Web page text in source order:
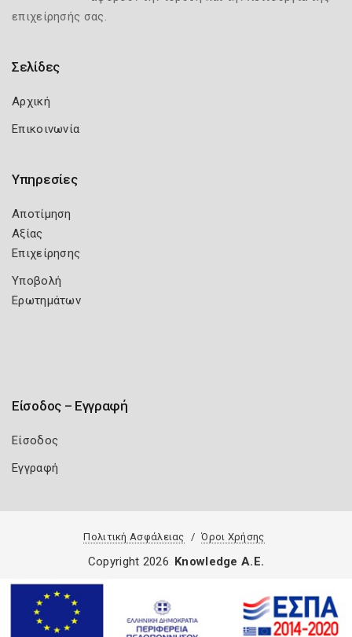
επιχείρησής σας.
Σελίδες
Αρχική
Επικοινωνία
Υπηρεσίες
Αποτίμηση
Αξίας
Επιχείρησης
Υποβολή
Ερωτημάτων
Είσοδος – Εγγραφή
Είσοδος
Εγγραφή
Πολιτική Ασφάλειας Όροι Χρήσης
Copyright 2026 Knowledge A.E.